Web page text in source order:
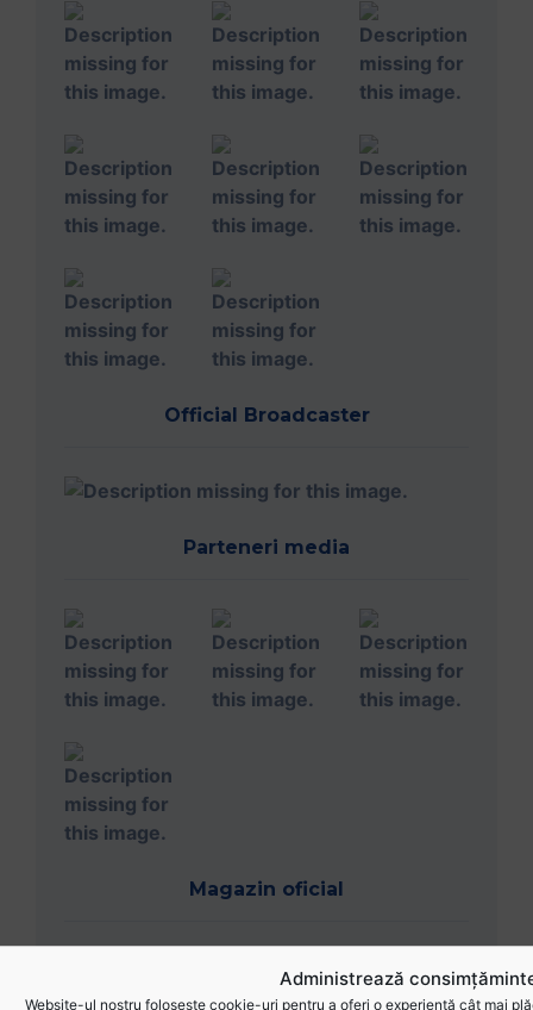
Administrează
Website-ul nostru folosește cookie-uri pentru a oferi o experiență cât mai
Official Broadcaster
Parteneri media
Magazin oficial